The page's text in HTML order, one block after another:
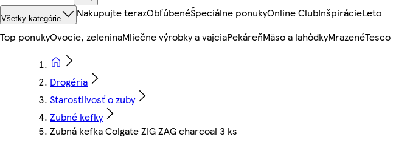
Všetky kategórie Nakupujte terazObľúbenéŠpeciálne ponukyOnline ClubInšpirácieLeto
Top ponukyOvocie, zeleninaMliečne výrobky a vajciaPekáreňMäso a lahôdkyMrazené
Drogéria
Starostlivosť o zuby
Zubné kefky
Zubná kefka Colgate ZIG ZAG charcoal 3 ks